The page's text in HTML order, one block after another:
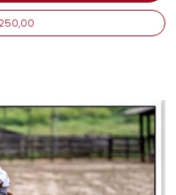
250,00